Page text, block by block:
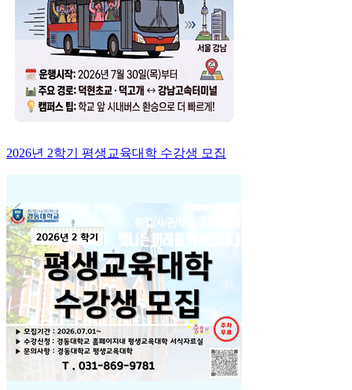
2026년 2학기 평생교육대학 수강생 모집